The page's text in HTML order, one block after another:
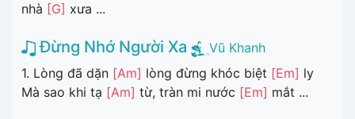
nhà [G] xưa ...
Đừng Nhớ Người Xa
Vũ Khanh
1. Lòng đã dặn [Am] lòng đừng khóc biệt [Em] ly
Mà sao khi tạ [Am] từ, tràn mi nước [Em] mắt ...